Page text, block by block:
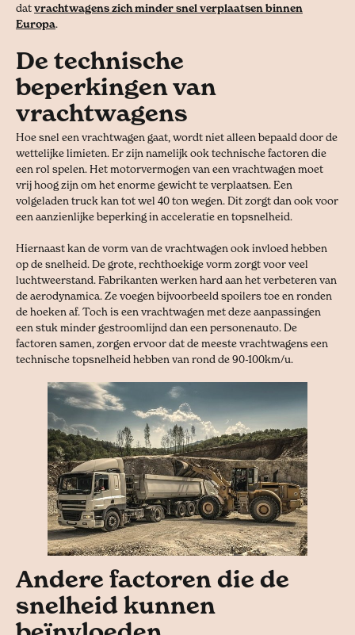
datvrachtwagens zich minder snel verplaatsen binnen
Europa.
De technische
beperkingen van
vrachtwagens
Hoe snel een vrachtwagen gaat, wordt niet alleen bepaald door de
wettelijke limieten. Er zijn namelijk ook technische factoren die
een rol spelen. Het motorvermogen van een vrachtwagen moet
vrij hoog zijn om het enorme gewicht te verplaatsen. Een
volgeladen truck kan tot wel 40 ton wegen. Dit zorgt dan ook voor
een aanzienlijke beperking in acceleratie en topsnelheid.
Hiernaast kan de vorm van de vrachtwagen ook invloed hebben
op de snelheid. De grote, rechthoekige vorm zorgt voor veel
luchtweerstand. Fabrikanten werken hard aan het verbeteren van
de aerodynamica. Ze voegen bijvoorbeeld spoilers toe en ronden
de hoeken af. Toch is een vrachtwagen met deze aanpassingen
een stuk minder gestroomlijnd dan een personenauto. De
factoren samen, zorgen ervoor dat de meeste vrachtwagens een
technische topsnelheid hebben van rond de 90-100km/u.
Andere factoren die de
snelheid kunnen